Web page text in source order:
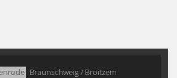
Braunschweig / Broitzem